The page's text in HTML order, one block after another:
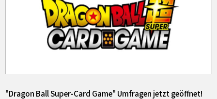
"Dragon Ball Super-Card Game" Umfragen jetzt geöffnet!